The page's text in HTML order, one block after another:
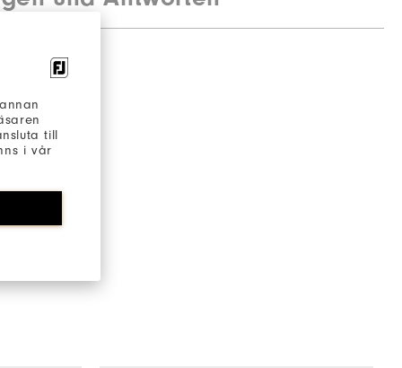
till
i vår